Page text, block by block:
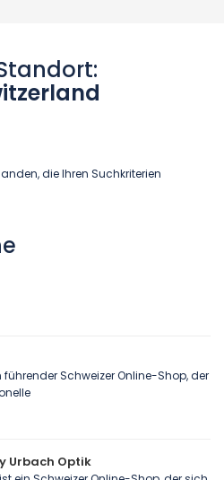
die Ihren Suchkriterien
Schweizer Online-Shop, der
Urbach Optik